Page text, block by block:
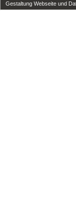
Gestaltung Webseite und